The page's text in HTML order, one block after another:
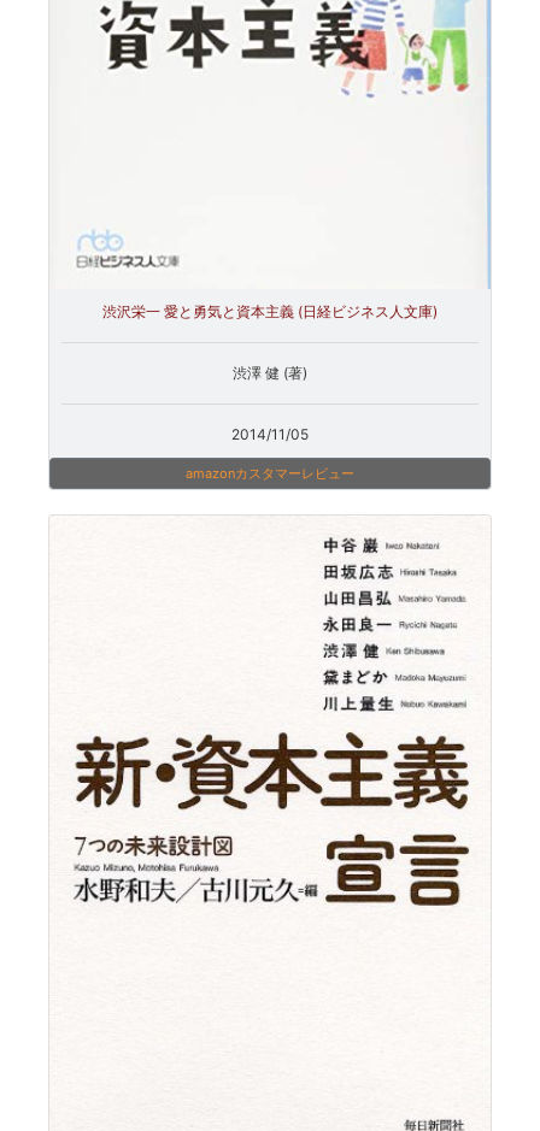
渋沢栄一 愛と勇気と資本主義 (日経ビジネス人文庫)
渋澤 健 (著)
2014/11/05
amazonカスタマーレビュー